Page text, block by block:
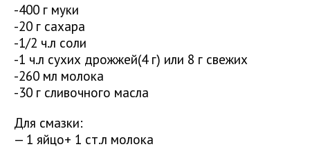
-400 г муки
-20 г сахара
-1/2 ч.л соли
-1 ч.л сухих дрожжей(4 г) или 8 г свежих
-260 мл молока
-30 г сливочного масла
Для смазки:
— 1 яйцо+ 1 ст.л молока